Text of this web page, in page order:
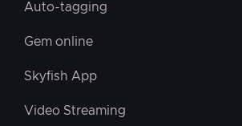
Auto-tagging
Gem online
Skyfish App
Video Streaming